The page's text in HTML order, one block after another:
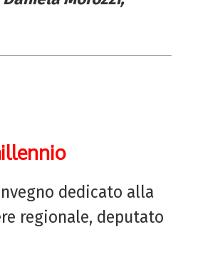
dedicato alla
regionale, deputato